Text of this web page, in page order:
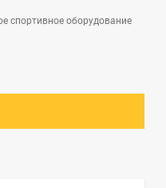
спортивное оборудование